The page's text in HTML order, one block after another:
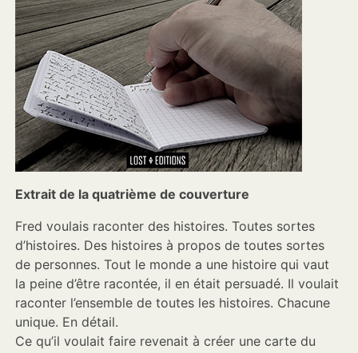
Extrait de la quatrième de couverture
Fred voulais raconter des histoires. Toutes sortes
d’histoires. Des histoires à propos de toutes sortes
de personnes. Tout le monde a une histoire qui vaut
la peine d’être racontée, il en était persuadé. Il voulait
raconter l’ensemble de toutes les histoires. Chacune
unique. En détail.
Ce qu’il voulait faire revenait à créer une carte du